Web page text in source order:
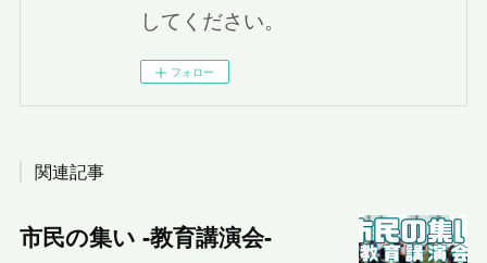
してください。
フォロー
関連記事
市民の集い ‐教育講演会‐